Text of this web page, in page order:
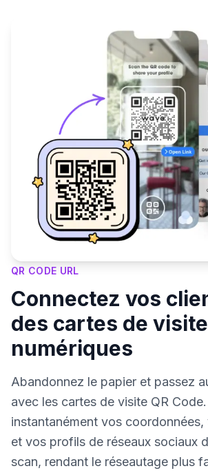
QR CODE URL
Connectez vos
des cartes de visite
numériques
Abandonnez le papier et passez
avec les cartes de visite QR
instantanément vos
et vos profils de réseaux sociaux
scan, rendant le réseautage plus